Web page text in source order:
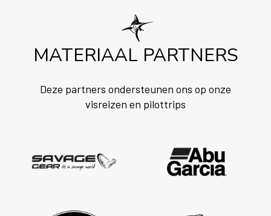
MATERIAAL PARTNERS
Deze partners ondersteunen ons op onze
visreizen en pilottrips